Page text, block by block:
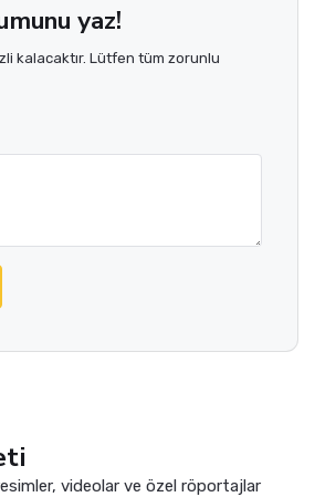
yaz!
kalacaktır. Lütfen tüm zorunlu
videolar ve özel röportajlar